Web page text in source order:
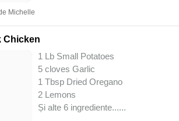
Michelle
Chicken
1 Lb Small Potatoes
5 cloves Garlic
1 Tbsp Dried Oregano
2 Lemons
Și alte 6 ingrediente......